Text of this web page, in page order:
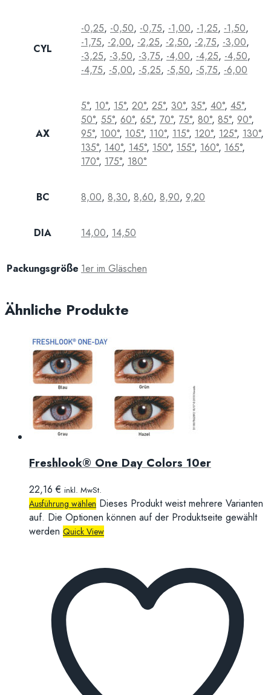
CYL
-0,25, -0,50, -0,75, -1,00, -1,25, -1,50,
-1,75, -2,00, -2,25, -2,50, -2,75, -3,00,
-3,25, -3,50, -3,75, -4,00, -4,25, -4,50,
-4,75, -5,00, -5,25, -5,50, -5,75, -6,00
AX
5°, 10°, 15°, 20°, 25°, 30°, 35°, 40°, 45°,
50°, 55°, 60°, 65°, 70°, 75°, 80°, 85°, 90°,
95°, 100°, 105°, 110°, 115°, 120°, 125°, 130°,
135°, 140°, 145°, 150°, 155°, 160°, 165°,
170°, 175°, 180°
BC 8,00, 8,30, 8,60, 8,90, 9,20
DIA 14,00, 14,50
Packungsgröße 1er im Gläschen
Ähnliche Produkte
Freshlook® One Day Colors 10er
22,16€ inkl. MwSt.
Ausführung wählen Dieses Produkt weist mehrere Varianten
auf. Die Optionen können auf der Produktseite gewählt
werden Quick View